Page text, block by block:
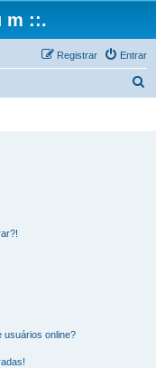
m ::.
Entrar
Registrar
usuários online?